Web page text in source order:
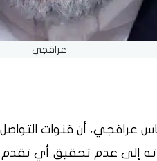
عراقجي
عراقجي، أن قنوات
إلى عدم تحقيق أي تقدم